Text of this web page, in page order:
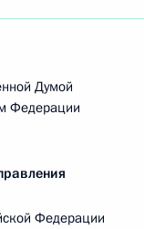
Думой
Федерации
Федерации